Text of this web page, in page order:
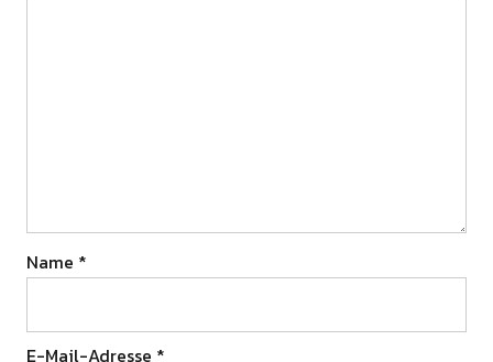
Name *
E-Mail-Adresse *